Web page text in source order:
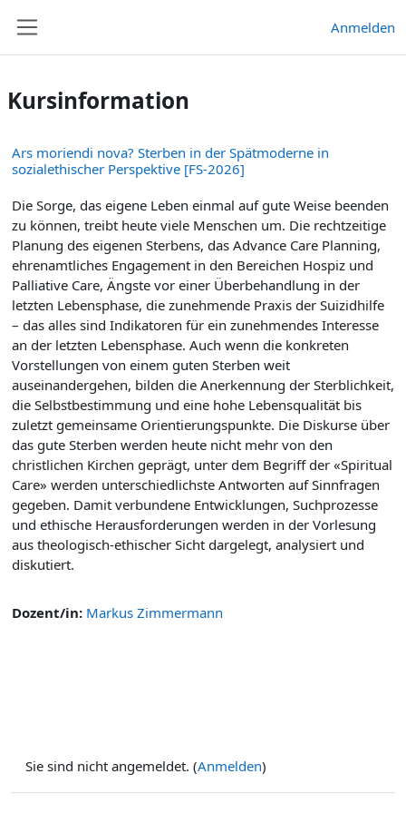
Anmelden
Kursinformation
Ars moriendi nova? Sterben in der Spätmoderne in
sozialethischer Perspektive [FS-2026]
Die Sorge, das eigene Leben einmal auf gute Weise beenden
zu können, treibt heute viele Menschen um. Die rechtzeitige
Planung des eigenen Sterbens, das Advance Care Planning,
ehrenamtliches Engagement in den Bereichen Hospiz und
Palliative Care, Ängste vor einer Überbehandlung in der
letzten Lebensphase, die zunehmende Praxis der Suizidhilfe
– das alles sind Indikatoren für ein zunehmendes Interesse
an der letzten Lebensphase. Auch wenn die konkreten
Vorstellungen von einem guten Sterben weit
auseinandergehen, bilden die Anerkennung der Sterblichkeit,
die Selbstbestimmung und eine hohe Lebensqualität bis
zuletzt gemeinsame Orientierungspunkte. Die Diskurse über
das gute Sterben werden heute nicht mehr von den
christlichen Kirchen geprägt, unter dem Begriff der «Spiritual
Care» werden unterschiedlichste Antworten auf Sinnfragen
gegeben. Damit verbundene Entwicklungen, Suchprozesse
und ethische Herausforderungen werden in der Vorlesung
aus theologisch-ethischer Sicht dargelegt, analysiert und
diskutiert.
Dozent/in: Markus Zimmermann
Sie sind nicht angemeldet. (Anmelden)